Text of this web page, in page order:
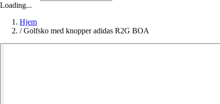
Loading...
Hjem
/ Golfsko med knopper adidas R2G BOA